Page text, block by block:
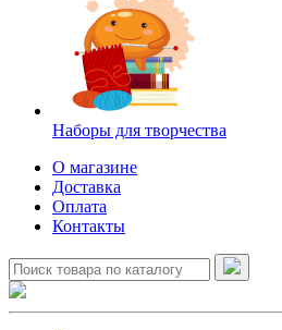
Наборы для творчества
О магазине
Доставка
Оплата
Контакты